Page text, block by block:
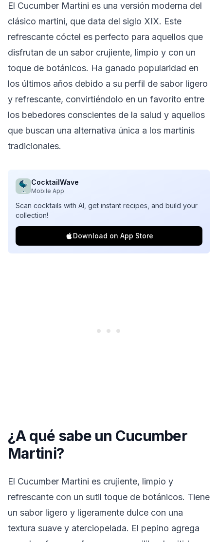
El Cucumber Martini es una versión moderna del
clásico martini, que data del siglo XIX. Este
refrescante cóctel es perfecto para aquellos que
disfrutan de un sabor crujiente, limpio y con un
toque de botánicos. Ha ganado popularidad en
los últimos años debido a su perfil de sabor ligero
y refrescante, convirtiéndolo en un favorito entre
los bebedores conscientes de la salud y aquellos
que buscan una alternativa única a los martinis
tradicionales.
CocktailWave
Mobile App
Scan cocktails with AI, get instant recipes, and build your
collection!
Download on App Store
¿A qué sabe un Cucumber
Martini?
El Cucumber Martini es crujiente, limpio y
refrescante con un sutil toque de botánicos. Tiene
un sabor ligero y ligeramente dulce con una
textura suave y aterciopelada. El pepino agrega